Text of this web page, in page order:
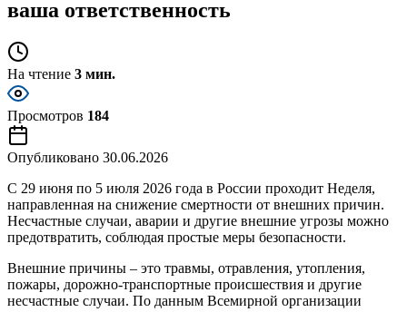
ваша ответственность
На чтение 3 мин.
Просмотров 184
Опубликовано 30.06.2026
С 29 июня по 5 июля 2026 года в России проходит Неделя,
направленная на снижение смертности от внешних причин.
Несчастные случаи, аварии и другие внешние угрозы можно
предотвратить, соблюдая простые меры безопасности.
Внешние причины – это травмы, отравления, утопления,
пожары, дорожно-транспортные происшествия и другие
несчастные случаи. По данным Всемирной организации